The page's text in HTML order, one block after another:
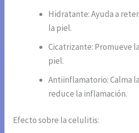
Hidratante: Ayuda a
la piel.
Cicatrizante: Promueve
piel.
Antiinflamatorio: Calma
reduce la inflamación.
Efecto sobre la celulitis: